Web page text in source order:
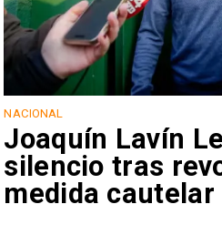
NACIONAL
Joaquín Lavín
silencio tras
medida cautelar